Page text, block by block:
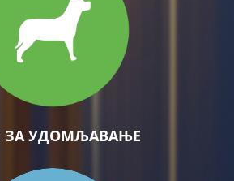
ЗА УДОМЉАВАЊЕ